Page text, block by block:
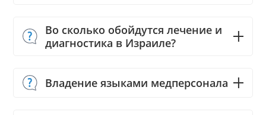
Во сколько обойдутся лечение и
диагностика в Израиле?
Владение языками медперсонала